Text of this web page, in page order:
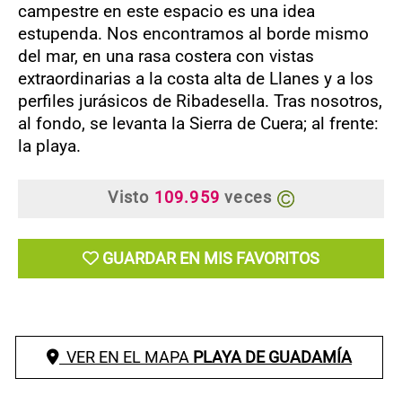
campestre en este espacio es una idea
estupenda. Nos encontramos al borde mismo
del mar, en una rasa costera con vistas
extraordinarias a la costa alta de Llanes y a los
perfiles jurásicos de Ribadesella. Tras nosotros,
al fondo, se levanta la Sierra de Cuera; al frente:
la playa.
Visto 109.959 veces
GUARDAR EN MIS FAVORITOS
VER EN EL MAPA PLAYA DE GUADAMÍA